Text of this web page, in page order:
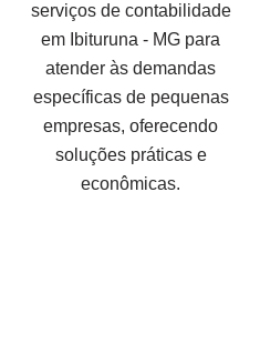
serviços de contabilidade
em Ibituruna - MG para
atender às demandas
específicas de pequenas
empresas, oferecendo
soluções práticas e
econômicas.